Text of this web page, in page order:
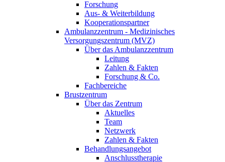
Forschung
Aus- & Weiterbildung
Kooperationspartner
Ambulanzzentrum - Medizinisches
Versorgungszentrum (MVZ)
Über das Ambulanzzentrum
Leitung
Zahlen & Fakten
Forschung & Co.
Fachbereiche
Brustzentrum
Über das Zentrum
Aktuelles
Team
Netzwerk
Zahlen & Fakten
Behandlungsangebot
Anschlusstherapie